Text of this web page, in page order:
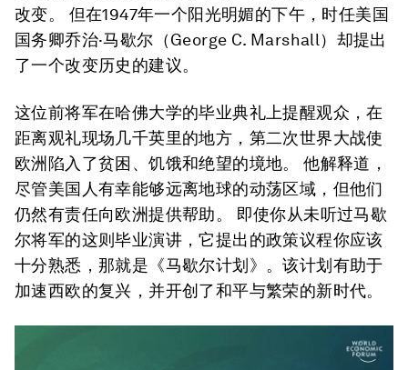
改变。 但在1947年一个阳光明媚的下午，时任美国
国务卿乔治·马歇尔（George C. Marshall）却提出
了一个改变历史的建议。
这位前将军在哈佛大学的毕业典礼上提醒观众，在
距离观礼现场几千英里的地方，第二次世界大战使
欧洲陷入了贫困、饥饿和绝望的境地。 他解释道，
尽管美国人有幸能够远离地球的动荡区域，但他们
仍然有责任向欧洲提供帮助。 即使你从未听过马歇
尔将军的这则毕业演讲，它提出的政策议程你应该
十分熟悉，那就是《马歇尔计划》。该计划有助于
加速西欧的复兴，并开创了和平与繁荣的新时代。